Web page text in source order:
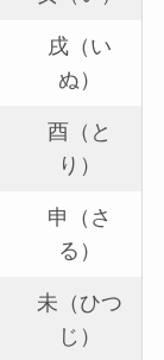
戌（い
ぬ）
酉（と
り）
申（さ
る）
未（ひつ
じ）